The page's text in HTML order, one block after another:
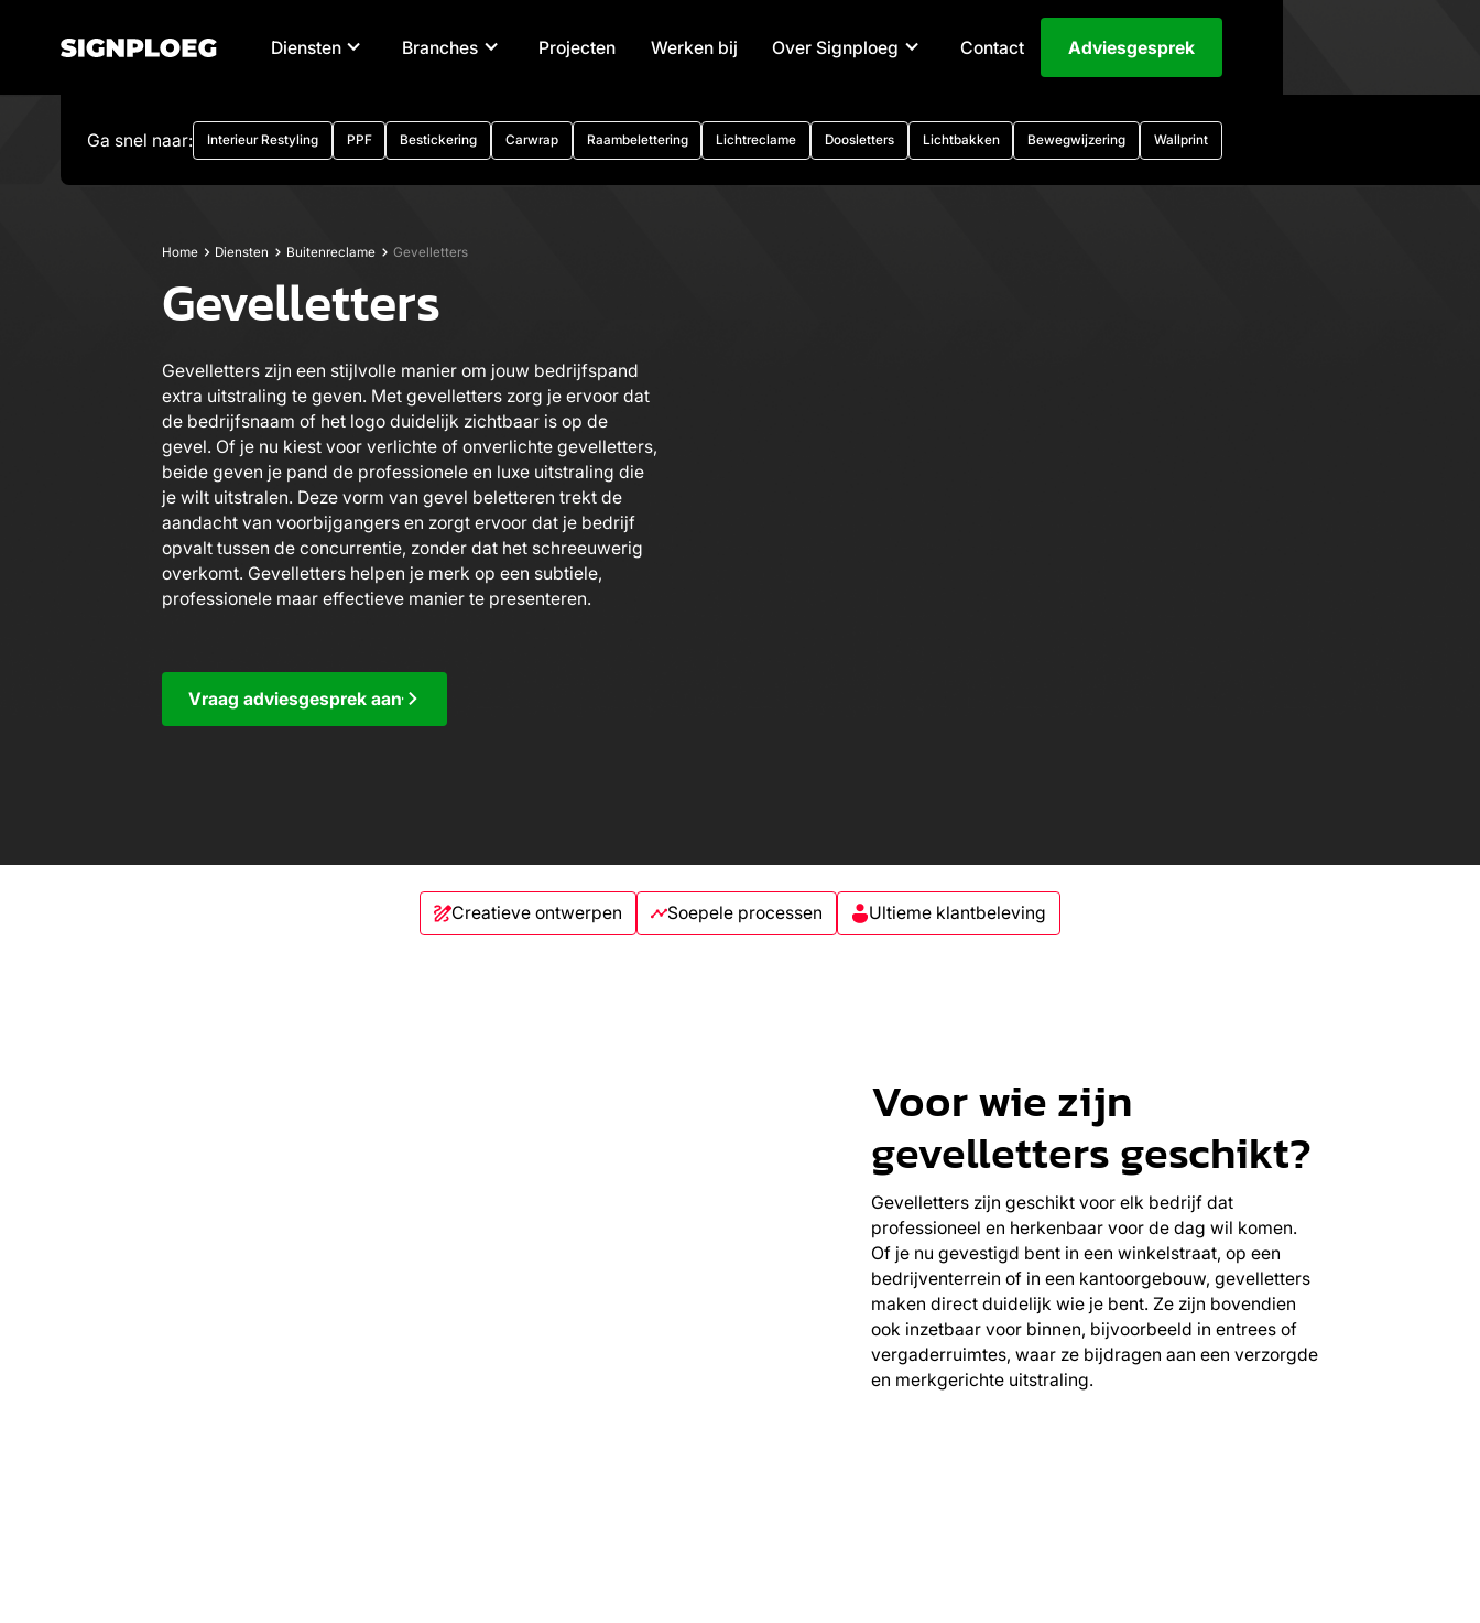
Diensten Branches Projecten Werken bij Over Signploeg Contact Adviesgesprek
Ga snel naar: Interieur Restyling PPF Bestickering Carwrap Raambelettering Lichtreclame Doosletters Lichtbakken Bewegwijzering Wallprint
Home Diensten Buitenreclame Gevelletters
Gevelletters
Gevelletters zijn een stijlvolle manier om jouw bedrijfspand
extra uitstraling te geven. Met gevelletters zorg je ervoor dat
de bedrijfsnaam of het logo duidelijk zichtbaar is op de
gevel. Of je nu kiest voor verlichte of onverlichte gevelletters,
beide geven je pand de professionele en luxe uitstraling die
je wilt uitstralen. Deze vorm van gevel beletteren trekt de
aandacht van voorbijgangers en zorgt ervoor dat je bedrijf
opvalt tussen de concurrentie, zonder dat het schreeuwerig
overkomt. Gevelletters helpen je merk op een subtiele,
professionele maar effectieve manier te presenteren.
Vraag adviesgesprek aan
Creatieve ontwerpen Soepele processen Ultieme klantbeleving
Voor wie zijn
gevelletters geschikt?
Gevelletters zijn geschikt voor elk bedrijf dat
professioneel en herkenbaar voor de dag wil komen.
Of je nu gevestigd bent in een winkelstraat, op een
bedrijventerrein of in een kantoorgebouw, gevelletters
maken direct duidelijk wie je bent. Ze zijn bovendien
ook inzetbaar voor binnen, bijvoorbeeld in entrees of
vergaderruimtes, waar ze bijdragen aan een verzorgde
en merkgerichte uitstraling.